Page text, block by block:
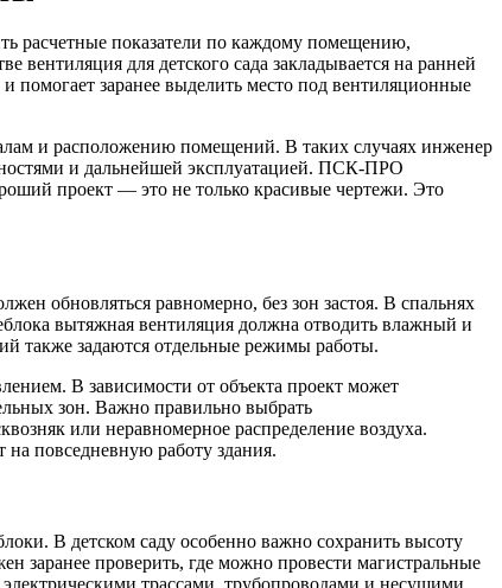
расчетные показатели по каждому помещению,
вентиляция для детского сада закладывается на ранней
помогает заранее выделить место под вентиляционные
и расположению помещений. В таких случаях инженер
и дальнейшей эксплуатацией. ПСК-ПРО
проект — это не только красивые чертежи. Это
обновляться равномерно, без зон застоя. В спальнях
вытяжная вентиляция должна отводить влажный и
также задаются отдельные режимы работы.
В зависимости от объекта проект может
зон. Важно правильно выбрать
или неравномерное распределение воздуха.
повседневную работу здания.
В детском саду особенно важно сохранить высоту
заранее проверить, где можно провести магистральные
трассами, трубопроводами и несущими